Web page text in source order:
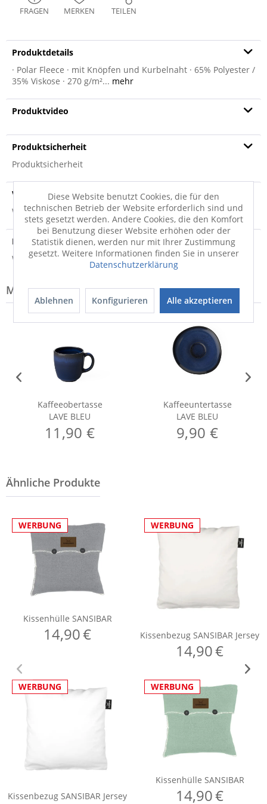
FRAGEN MERKEN TEILEN
Produktdetails
· Polar Fleece · mit Knöpfen und Kurbelnaht · 65% Polyester /
35% Viskose · 270 g/m²... mehr
Produktvideo
Produktsicherheit
Produktsicherheit
Versandinfo
Weitere Informationen zum Versand...
Hersteller
Weitere Informationen zum Hersteller...
Modell-Familie: BLEU
Kaffeeobertasse
LAVE BLEU
11,90 €
Kaffeeuntertasse
LAVE BLEU
9,90 €
Diese Website benutzt Cookies, die für den
technischen Betrieb der Website erforderlich sind und
stets gesetzt werden. Andere Cookies, die den Komfort
bei Benutzung dieser Website erhöhen oder der
Statistik dienen, werden nur mit Ihrer Zustimmung
gesetzt. Weitere Informationen finden Sie in unserer
Datenschutzerklärung
Ablehnen Konfigurieren Alle akzeptieren